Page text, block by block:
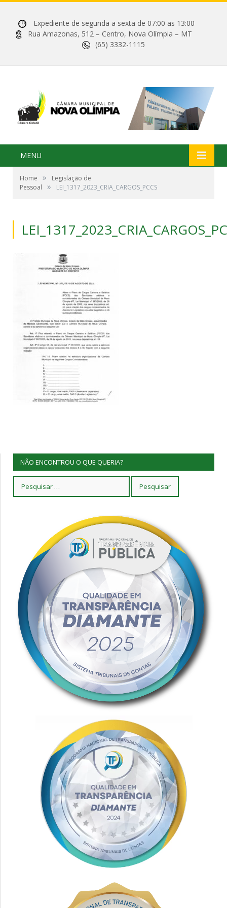
Expediente de segunda a sexta de 07:00 as 13:00
Rua Amazonas, 512 – Centro, Nova Olímpia – MT
(65) 3332-1115
MENU
Home »
Legislação de
Pessoal
» LEI_1317_2023_CRIA_CARGOS_PCCS
NÃO ENCONTROU O QUE QUERIA?